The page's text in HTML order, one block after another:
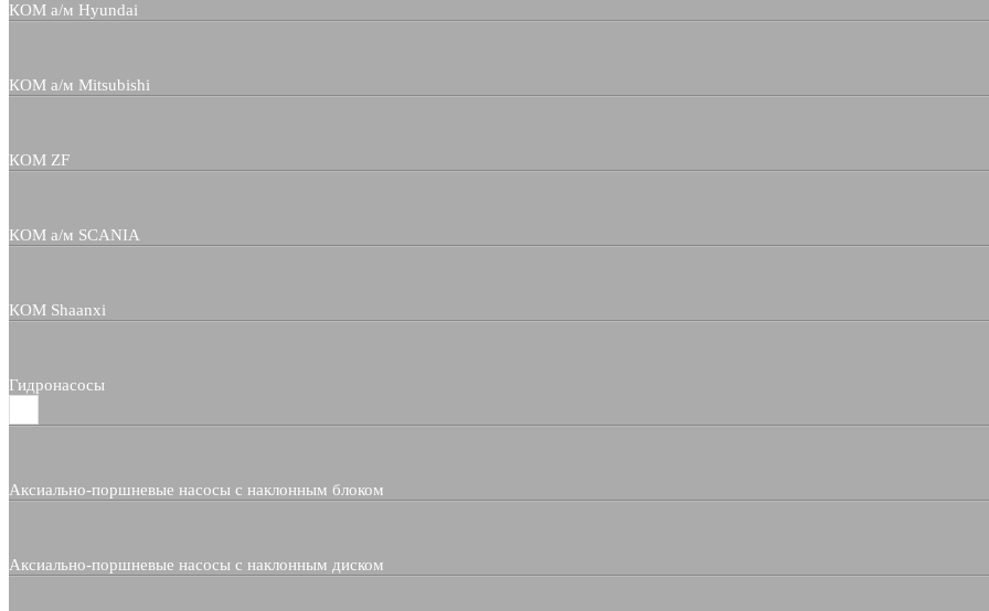
КОМ а/м Hyundai
КОМ а/м Mitsubishi
КОМ ZF
КОМ а/м SCANIA
КОМ Shaanxi
Гидронасосы
Аксиально-поршневые насосы с наклонным блоком
Аксиально-поршневые насосы с наклонным диском